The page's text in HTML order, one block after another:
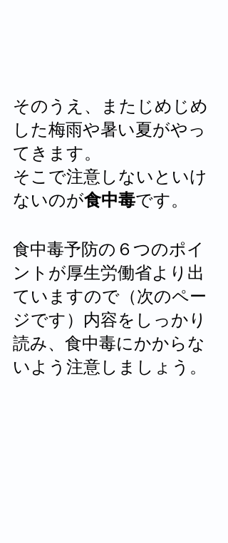
そのうえ、またじめじめ
した梅雨や暑い夏がやっ
てきます。
そこで注意しないといけ
ないのが食中毒です。
食中毒予防の６つのポイ
ントが厚生労働省より出
ていますので（次のペー
ジです）内容をしっかり
読み、食中毒にかからな
いよう注意しましょう。